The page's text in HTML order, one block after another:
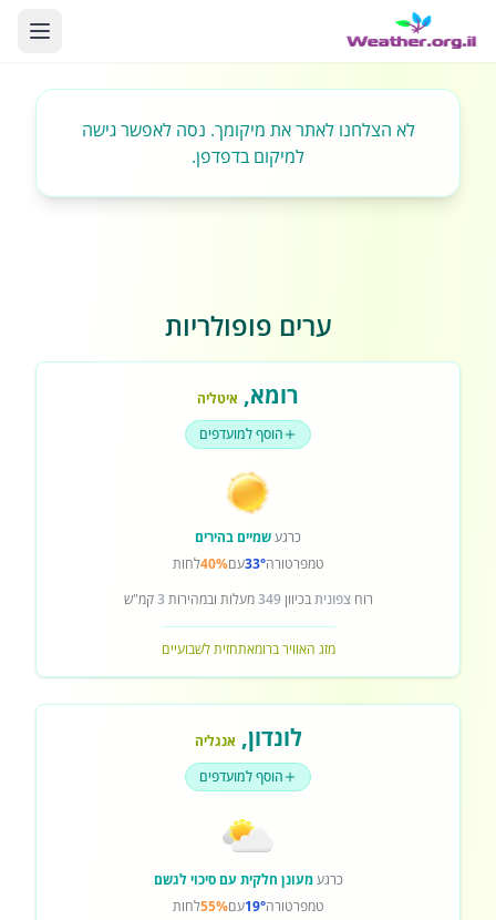
לא הצלחנו לאתר את מיקומך. נסה לאפשר גישה
למיקום בדפדפן.
ערים פופולריות
רומא, איטליה
הוסף למועדפים
כרגעשמיים בהירים
טמפרטורה33°עם40%לחות
רוחצפוניתבכיוון349מעלות ובמהירות 3קמ"ש
מזג האוויר ברומאתחזית לשבועיים
לונדון, אנגליה
הוסף למועדפים
כרגעמעונן חלקית עם סיכוי לגשם
טמפרטורה19°עם55%לחות